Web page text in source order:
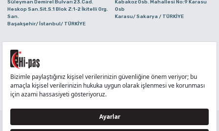
Süleyman Demirel Bulvarı 23.Cad.
Heskop San.Sit.S.1 Blok Z:1-2 İkitelli Org.
San.
Başakşehir/ İstanbul/ TÜRKİYE
Kabakoz Osb. Mahallesi No:9 Karasu
Osb
Karasu/ Sakarya / TÜRKİYE
Alaaddinbey Mah. Ayfatma Cad. No.11 A/C
Sam.3 Plaza B Blok Nilüfer/ Bursa/
TÜRKİYE
TELEFON
TÜM HAKLARI Hİ-PAŞ PLASTİK EŞYA TİC. VE SAN. LTD. ŞTİ..’E AİTTİR